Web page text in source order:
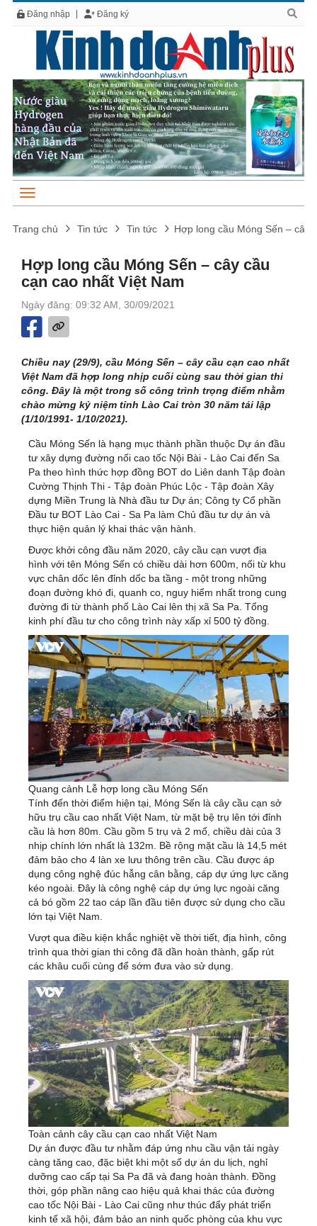
Đăng nhập Đăng ký
Trang chủ Tin tức Tin tức Hợp long cầu Móng Sến – cây
Hợp long cầu Móng Sến – cây cầu
cạn cao nhất Việt Nam
Ngày đăng: 09:32 AM, 30/09/2021
Chiều nay (29/9), cầu Móng Sến – cây cầu cạn cao nhất
Việt Nam đã hợp long nhịp cuối cùng sau thời gian thi
công. Đây là một trong số công trình trọng điểm nhằm
chào mừng kỷ niệm tỉnh Lào Cai tròn 30 năm tái lập
(1/10/1991- 1/10/2021).
Cầu Móng Sến là hạng mục thành phần thuộc Dự án đầu
tư xây dựng đường nối cao tốc Nội Bài - Lào Cai đến Sa
Pa theo hình thức hợp đồng BOT do Liên danh Tập đoàn
Cường Thịnh Thi - Tập đoàn Phúc Lộc - Tập đoàn Xây
dựng Miền Trung là Nhà đầu tư Dự án; Công ty Cổ phần
Đầu tư BOT Lào Cai - Sa Pa làm Chủ đầu tư dự án và
thực hiện quản lý khai thác vận hành.
Được khởi công đầu năm 2020, cây cầu cạn vượt địa
hình với tên Móng Sến có chiều dài hơn 600m, nối từ khu
vực chân dốc lên đỉnh dốc ba tầng - một trong những
đoạn đường khó đi, quanh co, nguy hiểm nhất trong cung
đường đi từ thành phố Lào Cai lên thị xã Sa Pa. Tổng
kinh phí đầu tư cho công trình này xấp xỉ 500 tỷ đồng.
Quang cảnh Lễ hợp long cầu Móng Sến
Tính đến thời điểm hiện tại, Móng Sến là cây cầu cạn sở
hữu trụ cầu cao nhất Việt Nam, từ mặt bệ trụ lên tới đỉnh
cầu là hơn 80m. Cầu gồm 5 trụ và 2 mố, chiều dài của 3
nhịp chính lớn nhất là 132m. Bề rộng mặt cầu là 14,5 mét
đảm bảo cho 4 làn xe lưu thông trên cầu. Cầu được áp
dụng công nghệ đúc hẫng cân bằng, cáp dự ứng lực căng
kéo ngoài. Đây là công nghệ cáp dự ứng lực ngoài căng
cả bó gồm 22 tao cáp lần đầu tiên được sử dụng cho cầu
lớn tại Việt Nam.
Vượt qua điều kiện khắc nghiệt về thời tiết, địa hình, công
trình qua thời gian thi công đã dần hoàn thành, gấp rút
các khâu cuối cùng để sớm đưa vào sử dụng.
Toàn cảnh cây cầu cạn cao nhất Việt Nam
Dự án được đầu tư nhằm đáp ứng nhu cầu vận tải ngày
càng tăng cao, đặc biệt khi một số dự án du lịch, nghỉ
dưỡng cao cấp tại Sa Pa đã và đang hoàn thành. Đồng
thời, góp phần nâng cao hiệu quả khai thác của đường
cao tốc Nội Bài - Lào Cai cũng như thúc đẩy phát triển
kinh tế xã hội, đảm bảo an ninh quốc phòng của khu vực